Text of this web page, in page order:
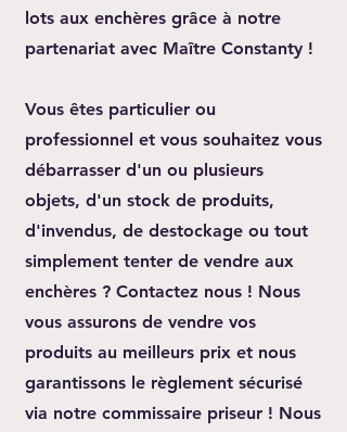
lots aux enchères grâce à notre
partenariat avec Maître Constanty !
Vous êtes particulier ou
professionnel et vous souhaitez vous
débarrasser d'un ou plusieurs
objets, d'un stock de produits,
d'invendus, de destockage ou tout
simplement tenter de vendre aux
enchères ? Contactez nous ! Nous
vous assurons de vendre vos
produits au meilleurs prix et nous
garantissons le règlement sécurisé
via notre commissaire priseur ! Nous